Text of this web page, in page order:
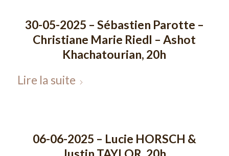
30-05-2025 – Sébastien Parotte –
Christiane Marie Riedl – Ashot
Khachatourian, 20h
Lire la suite
06-06-2025 – Lucie HORSCH &